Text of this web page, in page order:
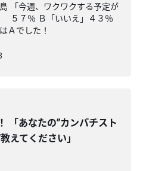
「今週、ワクワクする予定が
５７％ Ｂ「いいえ」４３％
Ａでした！
「あなたの”カンパチスト
えてください」